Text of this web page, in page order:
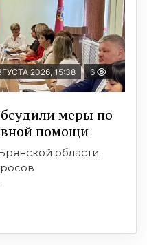
2026, 15:38 6
меры по
помощи
области